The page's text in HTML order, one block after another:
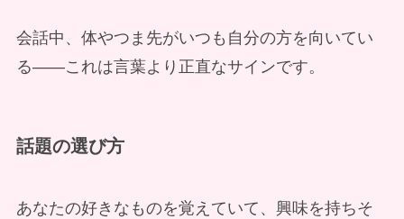
会話中、体やつま先がいつも自分の方を向いてい
る——これは言葉より正直なサインです。
話題の選び方
あなたの好きなものを覚えていて、興味を持ちそ